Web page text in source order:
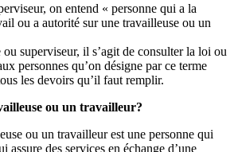
on entend « personne qui a la
ou a autorité sur une travailleuse ou un
ou superviseur, il s’agit de consulter la loi ou
personnes qu’on désigne par ce terme
les devoirs qu’il faut remplir.
ou un travailleur?
ou un travailleur est une personne qui
assure des services en échange d’une